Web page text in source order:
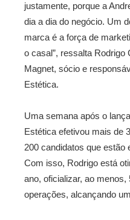
justamente, porque a
dia a dia do negócio. Um
marca é a força de
o casal”, ressalta Rodrigo
Magnet, sócio e
Estética.
Uma semana após o
Estética efetivou mais de
200 candidatos que estão
Com isso, Rodrigo está
ano, oficializar, ao
operações, alcançando